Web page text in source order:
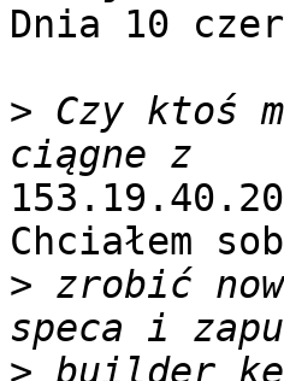
Dnia 10
> Czy ktoś
Chciałem
> zrobić
> builder